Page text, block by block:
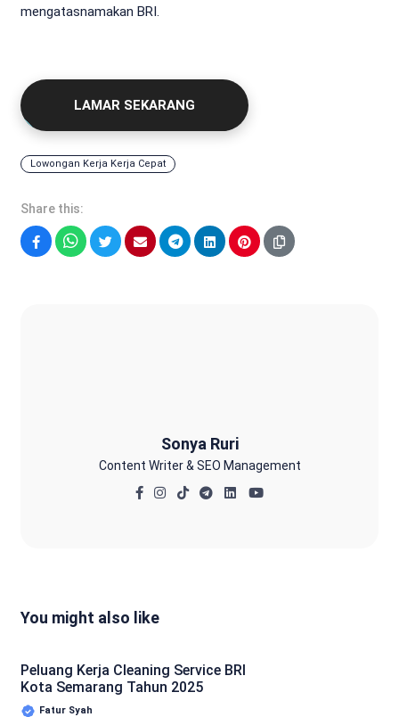
mengatasnamakan BRI.
LAMAR SEKARANG
Lowongan Kerja Kerja Cepat
Share this:
Sonya Ruri
Content Writer & SEO Management
You might also like
Peluang Kerja Cleaning Service BRI
Kota Semarang Tahun 2025
Fatur Syah